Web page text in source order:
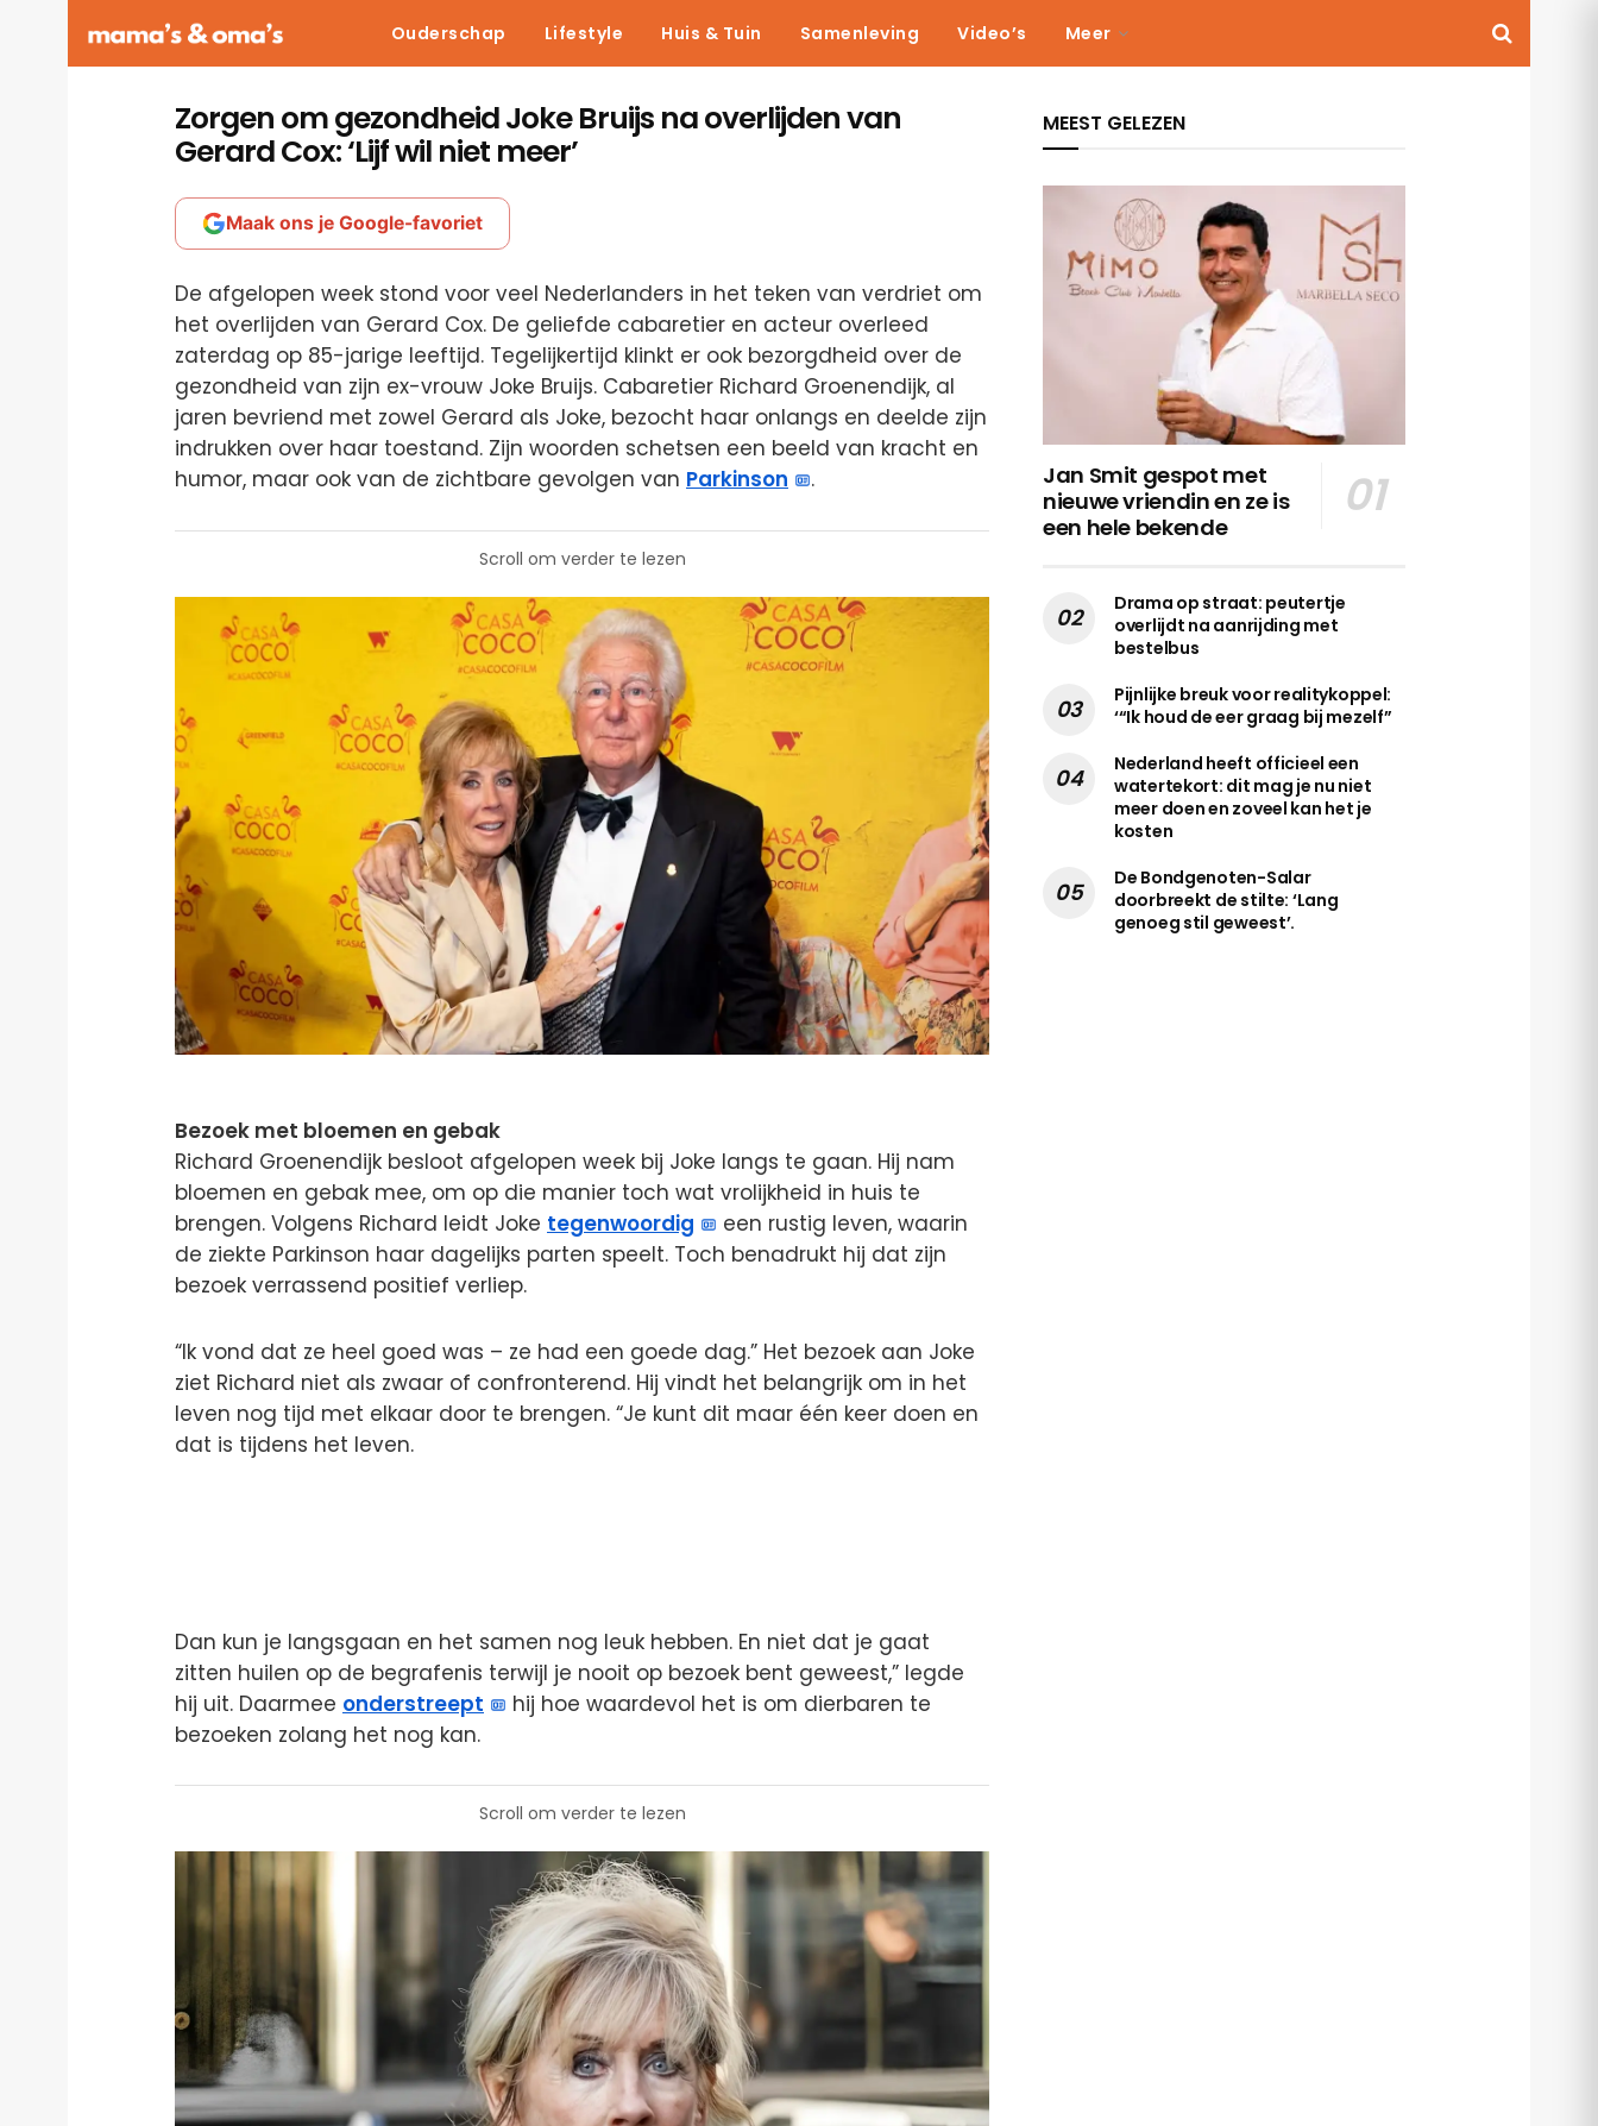
Ouderschap Lifestyle Huis & Tuin Samenleving Video’s Meer
Zorgen om gezondheid Joke Bruijs na overlijden van
Gerard Cox: ‘Lijf wil niet meer’
Maak ons je Google-favoriet
De afgelopen week stond voor veel Nederlanders in het teken van verdriet om
het overlijden van Gerard Cox. De geliefde cabaretier en acteur overleed
zaterdag op 85-jarige leeftijd. Tegelijkertijd klinkt er ook bezorgdheid over de
gezondheid van zijn ex-vrouw Joke Bruijs. Cabaretier Richard Groenendijk, al
jaren bevriend met zowel Gerard als Joke, bezocht haar onlangs en deelde zijn
indrukken over haar toestand. Zijn woorden schetsen een beeld van kracht en
humor, maar ook van de zichtbare gevolgen van Parkinson .
Scroll om verder te lezen
Bezoek met bloemen en gebak
Richard Groenendijk besloot afgelopen week bij Joke langs te gaan. Hij nam
bloemen en gebak mee, om op die manier toch wat vrolijkheid in huis te
brengen. Volgens Richard leidt Joke tegenwoordig
een rustig leven, waarin
de ziekte Parkinson haar dagelijks parten speelt. Toch benadrukt hij dat zijn
bezoek verrassend positief verliep.
“Ik vond dat ze heel goed was – ze had een goede dag.” Het bezoek aan Joke
ziet Richard niet als zwaar of confronterend. Hij vindt het belangrijk om in het
leven nog tijd met elkaar door te brengen. “Je kunt dit maar één keer doen en
dat is tijdens het leven.
Dan kun je langsgaan en het samen nog leuk hebben. En niet dat je gaat
zitten huilen op de begrafenis terwijl je nooit op bezoek bent geweest,” legde
hij uit. Daarmee onderstreept
hij hoe waardevol het is om dierbaren te
bezoeken zolang het nog kan.
Scroll om verder te lezen
MEEST GELEZEN
Jan Smit gespot met
nieuwe vriendin en ze is
een hele bekende
Drama op straat: peutertje
overlijdt na aanrijding met
bestelbus
Pijnlijke breuk voor realitykoppel:
‘“Ik houd de eer graag bij mezelf”
Nederland heeft officieel een
watertekort: dit mag je nu niet
meer doen en zoveel kan het je
kosten
De Bondgenoten-Salar
doorbreekt de stilte: ‘Lang
genoeg stil geweest’.